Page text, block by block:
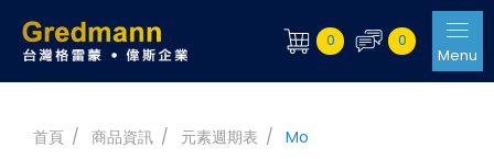
0
0
Menu
首頁 商品資訊 元素週期表 Mo